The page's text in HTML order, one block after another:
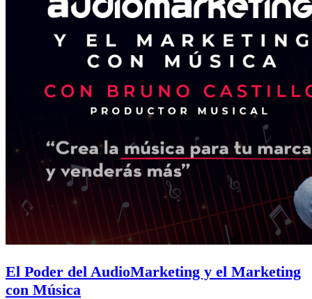
El Poder del AudioMarketing y el Marketing
con Música